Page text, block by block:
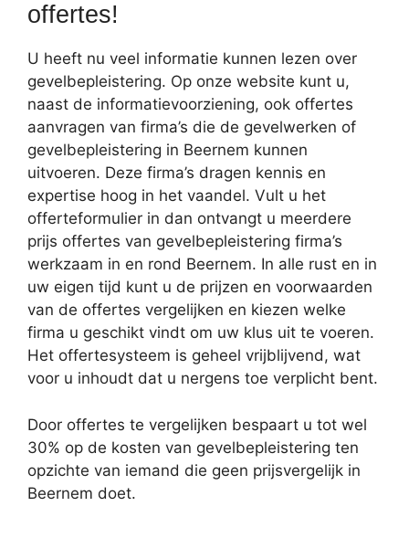
offertes!
U heeft nu veel informatie kunnen lezen over
gevelbepleistering. Op onze website kunt u,
naast de informatievoorziening, ook offertes
aanvragen van firma’s die de gevelwerken of
gevelbepleistering in Beernem kunnen
uitvoeren. Deze firma’s dragen kennis en
expertise hoog in het vaandel. Vult u het
offerteformulier in dan ontvangt u meerdere
prijs offertes van gevelbepleistering firma’s
werkzaam in en rond Beernem. In alle rust en in
uw eigen tijd kunt u de prijzen en voorwaarden
van de offertes vergelijken en kiezen welke
firma u geschikt vindt om uw klus uit te voeren.
Het offertesysteem is geheel vrijblijvend, wat
voor u inhoudt dat u nergens toe verplicht bent.
Door offertes te vergelijken bespaart u tot wel
30% op de kosten van gevelbepleistering ten
opzichte van iemand die geen prijsvergelijk in
Beernem doet.